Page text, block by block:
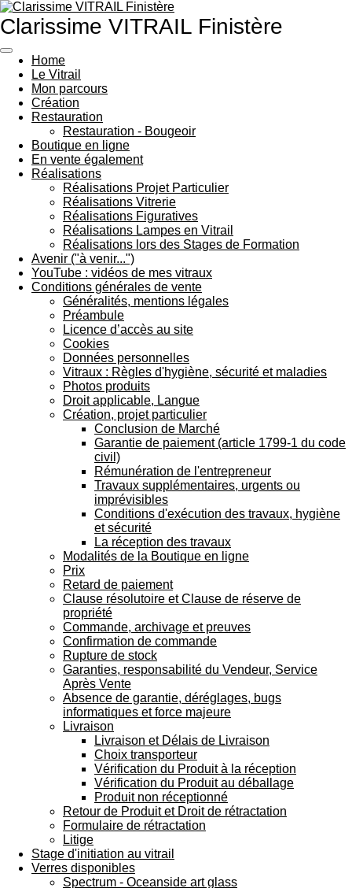
Passer
au
principal
Clarissime VITRAIL Finistère
Home
Le Vitrail
Mon parcours
Création
Restauration
Restauration - Bougeoir
Boutique en ligne
En vente également
Réalisations
Réalisations Projet Particulier
Réalisations Vitrerie
Réalisations Figuratives
Réalisations Lampes en Vitrail
Réalisations lors des Stages de Formation
Avenir ("à venir...")
YouTube : vidéos de mes vitraux
Conditions générales de vente
Généralités, mentions légales
Préambule
Licence d’accès au site
Cookies
Données personnelles
Vitraux : Règles d'hygiène, sécurité et maladies
Photos produits
Droit applicable, Langue
Création, projet particulier
Conclusion de Marché
Garantie de paiement (article 1799-1 du code
civil)
Rémunération de l'entrepreneur
Travaux supplémentaires, urgents ou
imprévisibles
Conditions d'exécution des travaux, hygiène
et sécurité
La réception des travaux
Modalités de la Boutique en ligne
Prix
Retard de paiement
Clause résolutoire et Clause de réserve de
propriété
Commande, archivage et preuves
Confirmation de commande
Rupture de stock
Garanties, responsabilité du Vendeur, Service
Après Vente
Absence de garantie, déréglages, bugs
informatiques et force majeure
Livraison
Livraison et Délais de Livraison
Choix transporteur
Vérification du Produit à la réception
Vérification du Produit au déballage
Produit non réceptionné
Retour de Produit et Droit de rétractation
Formulaire de rétractation
Litige
Stage d'initiation au vitrail
Verres disponibles
Spectrum - Oceanside art glass